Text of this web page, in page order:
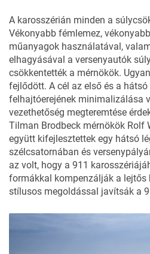
A karosszérián minden a
Vékonyabb fémlemez,
műanyagok használatával,
elhagyásával a versenyautók
csökkentették a mérnökök.
fejlődött. A cél az első és a hátsó
felhajtóerejének minimalizálása
vezethetőség megteremtése
Tilman Brodbeck mérnökök Rolf
együtt kifejlesztettek egy hátsó
szélcsatornában és
az volt, hogy a 911
formákkal kompenzálják a
stílusos megoldással javítsák a